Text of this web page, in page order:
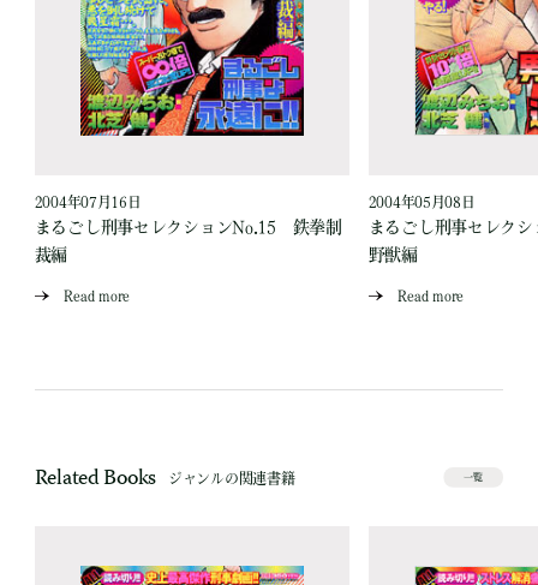
2004年07月16日
まるごし刑事セレクションNo.15 鉄拳制
裁編
Read more
2004年05月08日
まるごし刑事セレク
野獣編
Read more
Related Books ジャンルの関連書籍 一覧